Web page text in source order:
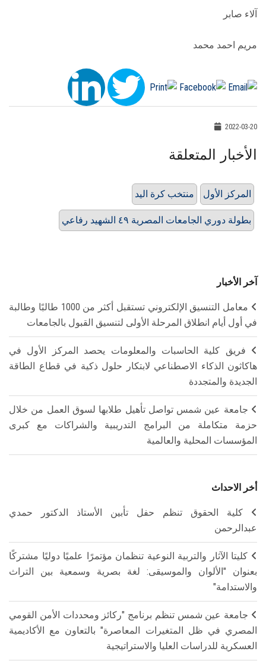
آلاء صابر
مريم احمد محمد
2022-03-20
الأخبار المتعلقة
منتخب كرة اليد المركز الأول
بطولة دوري الجامعات المصرية ٤٩ الشهيد رفاعي
آخر الأخبار
معامل التنسيق الإلكتروني تستقبل أكثر من 1000 طالبًا وطالبة
في أول أيام انطلاق المرحلة الأولى لتنسيق القبول بالجامعات
فريق كلية الحاسبات والمعلومات يحصد المركز الأول في
هاكاثون الذكاء الاصطناعي لابتكار حلول ذكية في قطاع الطاقة
الجديدة والمتجددة
جامعة عين شمس تواصل تأهيل طلابها لسوق العمل من خلال
حزمة متكاملة من البرامج التدريبية والشراكات مع كبرى
المؤسسات المحلية والعالمية
أخر الاحداث
كلية الحقوق تنظم حفل تأبين الأستاذ الدكتور حمدي
عبدالرحمن
كليتا الآثار والتربية النوعية تنظمان مؤتمرًا علميًا دوليًا مشتركًا
بعنوان "الألوان والموسيقى: لغة بصرية وسمعية بين التراث
والاستدامة"
جامعة عين شمس تنظم برنامج "ركائز ومحددات الأمن القومي
المصري في ظل المتغيرات المعاصرة" بالتعاون مع الأكاديمية
العسكرية للدراسات العليا والاستراتيجية